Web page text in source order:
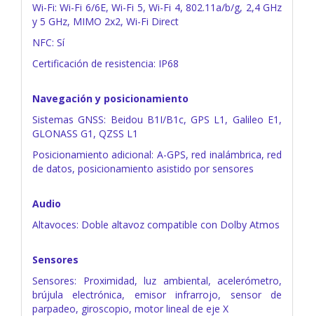
Wi-Fi: Wi-Fi 6/6E, Wi-Fi 5, Wi-Fi 4, 802.11a/b/g, 2,4 GHz
y 5 GHz, MIMO 2x2, Wi-Fi Direct
NFC: Sí
Certificación de resistencia: IP68
Navegación y posicionamiento
Sistemas GNSS: Beidou B1I/B1c, GPS L1, Galileo E1,
GLONASS G1, QZSS L1
Posicionamiento adicional: A-GPS, red inalámbrica, red
de datos, posicionamiento asistido por sensores
Audio
Altavoces: Doble altavoz compatible con Dolby Atmos
Sensores
Sensores: Proximidad, luz ambiental, acelerómetro,
brújula electrónica, emisor infrarrojo, sensor de
parpadeo, giroscopio, motor lineal de eje X